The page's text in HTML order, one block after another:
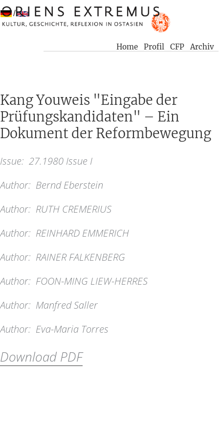
/
Home Profil CFP Archiv
Kang Youweis "Eingabe der
Prüfungskandidaten" – Ein
Dokument der Reformbewegung
Issue: 27.1980 Issue I
Author: Bernd Eberstein
Author: RUTH CREMERIUS
Author: REINHARD EMMERICH
Author: RAINER FALKENBERG
Author: FOON-MING LIEW-HERRES
Author: Manfred Saller
Author: Eva-Maria Torres
Download PDF